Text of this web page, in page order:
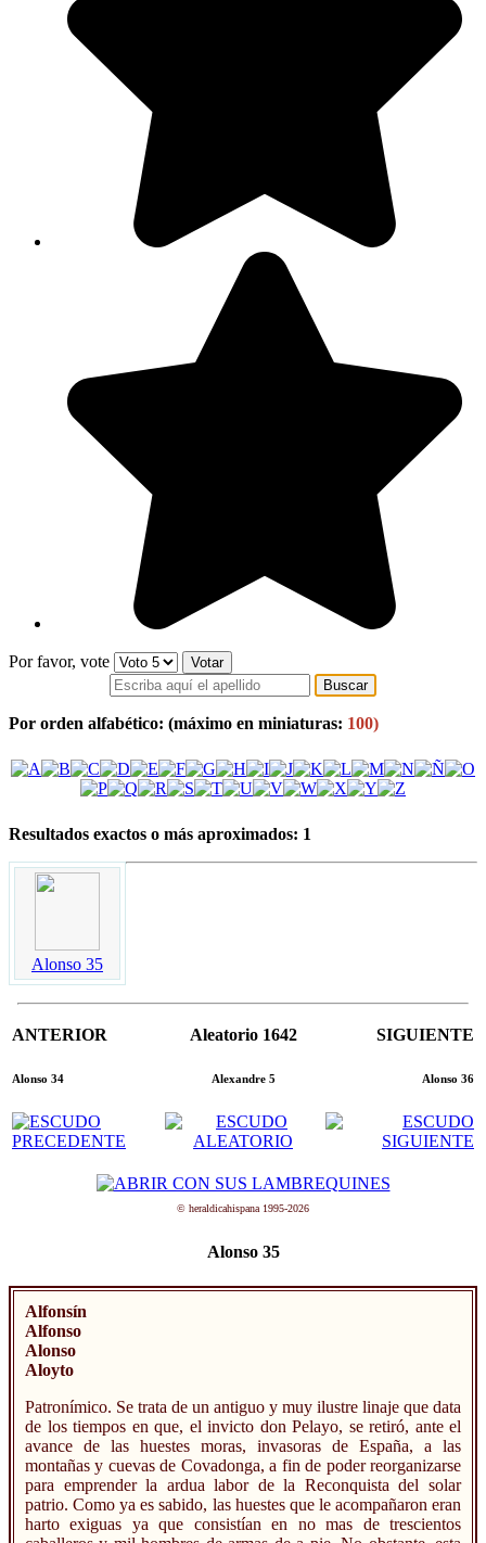
Por favor, vote
Por orden alfabético: (máximo en miniaturas: 100)
Resultados exactos o más aproximados: 1
Alonso 35
ANTERIOR
Alonso 34
Aleatorio 1642
Alexandre 5
SIGUIENTE
Alonso 36
© heraldicahispana 1995-2026
Alonso 35
Alfonsín
Alfonso
Alonso
Aloyto
Patronímico. Se trata de un antiguo y muy ilustre linaje que data
de los tiempos en que, el invicto don Pelayo, se retiró, ante el
avance de las huestes moras, invasoras de España, a las
montañas y cuevas de Covadonga, a fin de poder reorganizarse
para emprender la ardua labor de la Reconquista del solar
patrio. Como ya es sabido, las huestes que le acompañaron eran
harto exiguas ya que consistían en no mas de trescientos